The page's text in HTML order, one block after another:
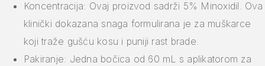
Koncentracija: Ovaj proizvod sadrži 5% Minoxidil. Ova
klinički dokazana snaga formulirana je za muškarce
koji traže gušću kosu i puniji rast brade.
Pakiranje: Jedna bočica od 60 mL s aplikatorom za